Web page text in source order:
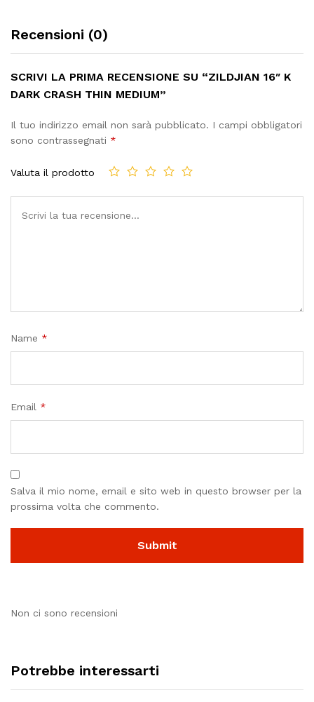
Recensioni (0)
SCRIVI LA PRIMA RECENSIONE SU “ZILDJIAN 16″ K
DARK CRASH THIN MEDIUM”
Il tuo indirizzo email non sarà pubblicato. I campi obbligatori
sono contrassegnati *
Valuta il prodotto
Name *
Email *
Salva il mio nome, email e sito web in questo browser per la
prossima volta che commento.
Non ci sono recensioni
Potrebbe interessarti